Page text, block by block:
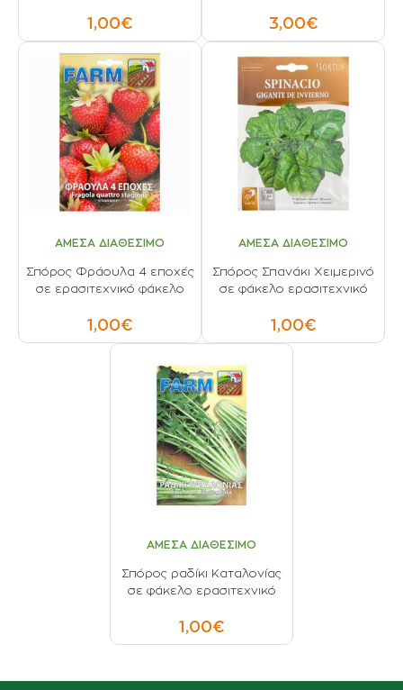
1,00€ 3,00€
ΑΜΕΣΑ ΔΙΑΘΕΣΙΜΟ
Σπόρος Φράουλα 4 εποχές
σε ερασιτεχνικό φάκελο
1,00€
ΑΜΕΣΑ ΔΙΑΘΕΣΙΜΟ
Σπόρος Σπανάκι Χειμερινό
σε φάκελο ερασιτεχνικό
1,00€
ΑΜΕΣΑ ΔΙΑΘΕΣΙΜΟ
Σπόρος ραδίκι Καταλονίας
σε φάκελο ερασιτεχνικό
1,00€